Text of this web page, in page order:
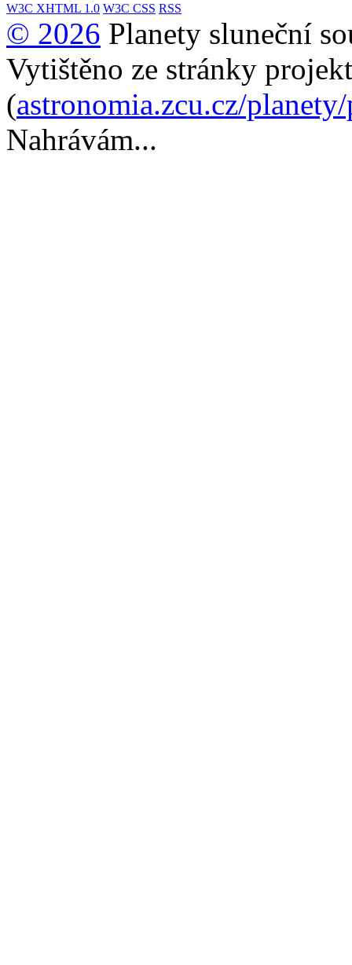
W3C XHTML 1.0 W3C CSS RSS
© 2026 Planety sluneční
Vytištěno ze stránky
(astronomia.zcu.cz/
Nahrávám...